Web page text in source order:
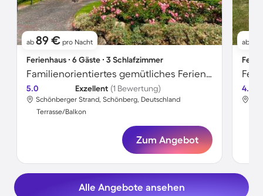
ab 89 € pro Nacht
Ferienhaus ∙ 6 Gäste ∙ 3 Schlafzimmer
Familienorientiertes gemütliches Ferienhaus mit Terrasse und Garten | Neben dem Strand
5.0 Exzellent (1 Bewertung)
Schönberger Strand, Schönberg, Deutschland
Terrasse/Balkon
Zum Angebot
ab
4.5
Alle Angebote ansehen